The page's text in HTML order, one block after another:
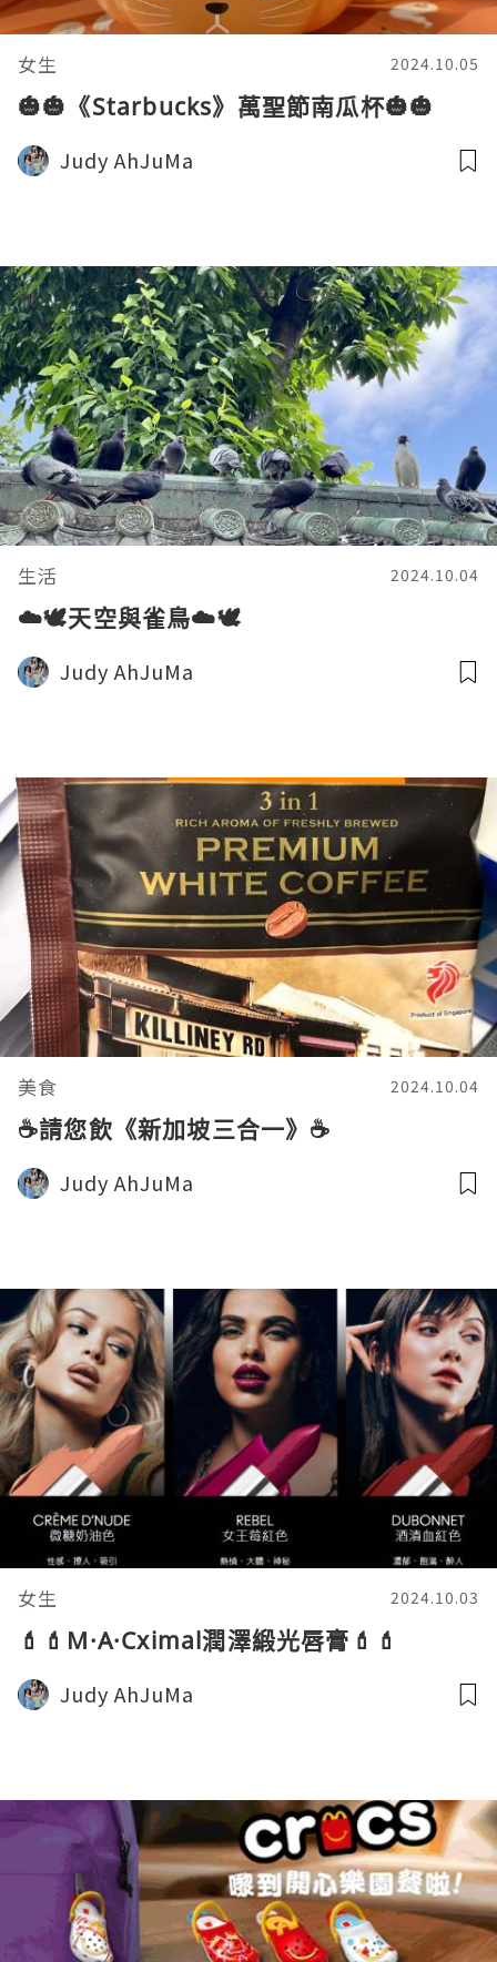
女生 2024.10.05
🎃🎃《Starbucks》萬聖節南瓜杯🎃🎃
Judy AhJuMa
生活 2024.10.04
☁️🕊️天空與雀鳥☁️🕊️
Judy AhJuMa
美食 2024.10.04
☕請您飲《新加坡三合一》☕
Judy AhJuMa
女生 2024.10.03
💄💄M·A·Cximal潤澤緞光唇膏💄💄
Judy AhJuMa